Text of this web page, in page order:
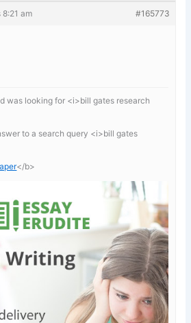
am #165773
was looking for <i>bill gates research
to a search query <i>bill gates
</b>